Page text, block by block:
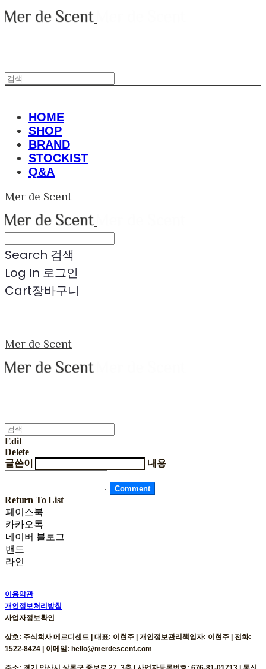
HOME
SHOP
BRAND
STOCKIST
Q&A
Mer de Scent
Search 검색
Log In 로그인
Cart장바구니
Mer de Scent
Edit
Delete
글쓴이
내용
Comment
Return To List
페이스북
카카오톡
네이버 블로그
밴드
라인
이용약관
개인정보처리방침
사업자정보확인
상호: 주식회사 메르디센트 | 대표: 이현주 | 개인정보관리책임자: 이현주 | 전화:
1522-8424 | 이메일: hello@merdescent.com